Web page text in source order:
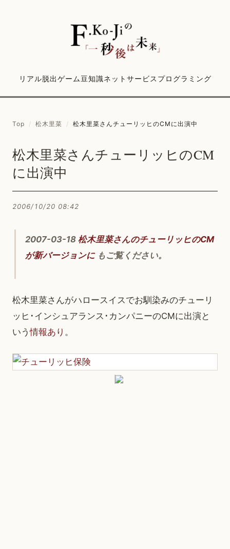
リアル脱出ゲーム豆知識ネットサービス プログラミング
Top / 松木里菜 / 松木里菜さんチューリッヒのCMに出演中
松木里菜さんチューリッヒのCM
に出演中
2006/10/20 08:42
2007-03-18 松木里菜さんのチューリッヒのCM
が新バージョンにもご覧ください。
松木里菜さんがハロースイスでお馴染みのチューリ
ッヒ･インシュアランス･カンパニーのCMに出演と
いう情報あり 。